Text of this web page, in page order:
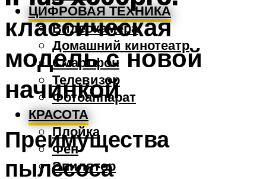
ЦИФРОВАЯ ТЕХНИКА
Видеокамера
Домашний кинотеатр
Смартфон
Телевизор
Фотоаппарат
КРАСОТА
Плойка
Фен
Эпилятор
классическая
модель с новой
начинкой
Преимущества
пылесоса